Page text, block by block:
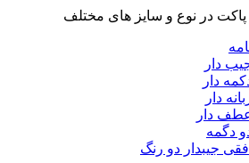
پاکت در نوع و سایز های مختلف
دار
دار
دار
دار
دگمه
جیبدار دو رنگ